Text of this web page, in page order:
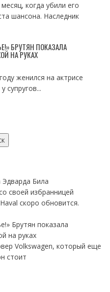
когда убили его
шансона. Наследник
БРУТЯН ПОКАЗАЛА
НА РУКАХ
женился на актрисе
супругов...
Била
своей избранницей
скоро обновится.
Брутян показала
на руках
Volkswagen, который еще
стоит